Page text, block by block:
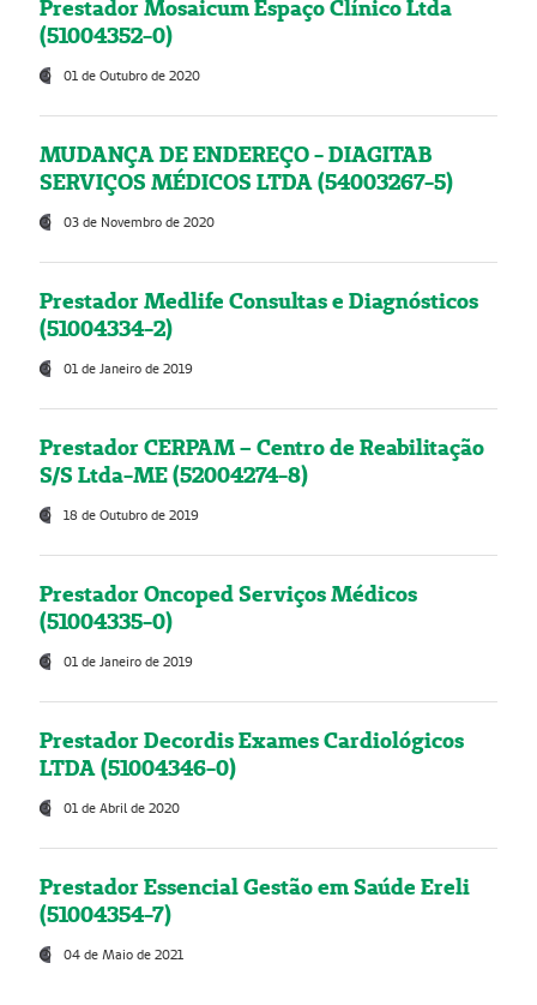
Prestador Mosaicum Espaço Clínico Ltda
(51004352-0)
01 de Outubro de 2020
MUDANÇA DE ENDEREÇO - DIAGITAB
SERVIÇOS MÉDICOS LTDA (54003267-5)
03 de Novembro de 2020
Prestador Medlife Consultas e Diagnósticos
(51004334-2)
01 de Janeiro de 2019
Prestador CERPAM – Centro de Reabilitação
S/S Ltda-ME (52004274-8)
18 de Outubro de 2019
Prestador Oncoped Serviços Médicos
(51004335-0)
01 de Janeiro de 2019
Prestador Decordis Exames Cardiológicos
LTDA (51004346-0)
01 de Abril de 2020
Prestador Essencial Gestão em Saúde Ereli
(51004354-7)
04 de Maio de 2021